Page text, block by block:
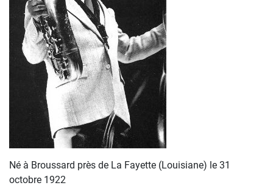
Né à Broussard près de La Fayette (Louisiane) le 31
octobre 1922